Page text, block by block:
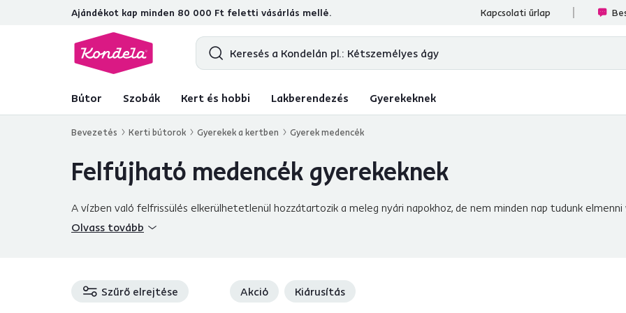
Ajándékot kap minden 80 000 Ft feletti vásárlás mellé.
4,7 31 157ellenőrzött termékértékelések Kapcsolati űrlap
Bútor Szobák Kert és hobbi Lakberendezés Gyerekeknek
Bevezetés Kerti bútorok Gyerekek a kertben Gyerek medencék
Felfújható medencék gyerekeknek
A vízben való felfrissülés elkerülhetetlenül hozzátartozik a meleg nyári napokhoz, de nem minden nap tudunk
fürödni akarnak? Van egy
gyermekmedencenemcsak a kicsik és barátaik kedvenc helye lesz, hanem
.
Olvass tovább
Szűrő elrejtése Akció Kiárusítás